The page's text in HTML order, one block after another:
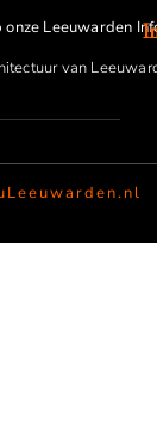
onze Leeuwarden
van